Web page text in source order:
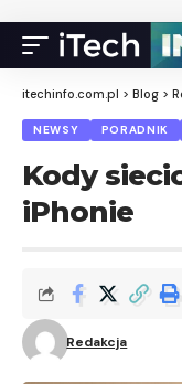
itechinfo.com.pl > Blog >
NEWSY PORADNIK
Kody
iPhonie
Redakcja